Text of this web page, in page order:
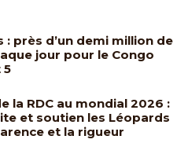
: près d’un demi million de
jour pour le Congo
5
la RDC au mondial 2026 :
et soutien les Léopards
et la rigueur